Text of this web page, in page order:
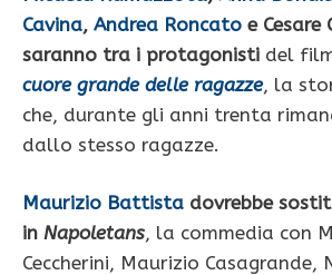
Cavina, Andrea Roncato e Cesare
saranno tra i protagonisti del
cuore grande delle ragazze, la
che, durante gli anni trenta
dallo stesso ragazze.
Maurizio Battista dovrebbe
in Napoletans, la commedia con
Ceccherini, Maurizio Casagrande,